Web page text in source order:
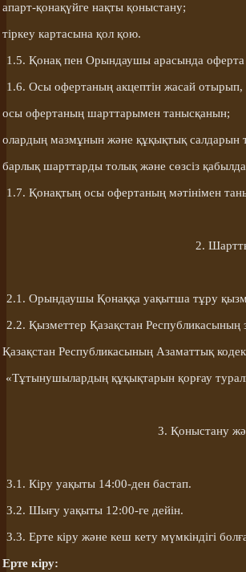
апарт-қонақүйге нақты қоныстану;
тіркеу картасына қол қою.
1.5. Қонақ пен Орындаушы арасында оферта
1.6. Осы офертаның акцептін жасай отырып,
осы офертаның шарттарымен танысқанын;
олардың мазмұнын және құқықтық салдарын
барлық шарттарды толық және сөзсіз қабылда
1.7. Қонақтың осы офертаның мәтінімен
2.
2.1. Орындаушы Қонаққа уақытша тұру
2.2. Қызметтер Қазақстан Республикасының
Қазақстан Республикасының Азаматтық
«Тұтынушылардың құқықтарын қорғау
3. Қоныстану
3.1. Кіру уақыты 14:00-ден бастап.
3.2. Шығу уақыты 12:00-ге дейін.
3.3. Ерте кіру және кеш кету мүмкіндігі
Ерте кіру: